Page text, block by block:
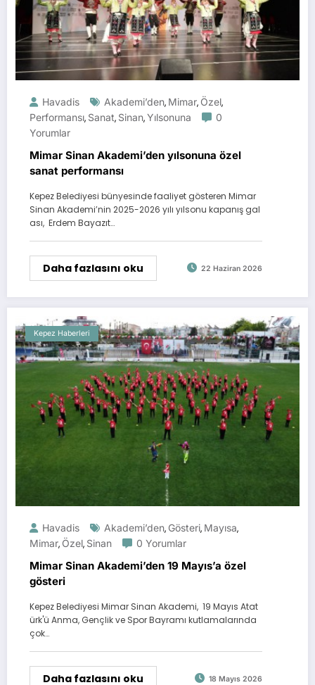
Havadis Akademi’den, Mimar, Özel,
Performansı, Sanat, Sinan,Yılsonuna
0
Yorumlar
Mimar Sinan Akademi’den yılsonuna özel
sanat performansı
Kepez Belediyesi bünyesinde faaliyet gösteren Mimar
Sinan Akademi’nin 2025-2026 yılı yılsonu kapanış gal
ası, Erdem Bayazıt…
Daha fazlasını oku 22 Haziran 2026
Kepez Haberleri
Havadis Akademi’den, Gösteri, Mayısa,
Mimar, Özel, Sinan 0 Yorumlar
Mimar Sinan Akademi’den 19 Mayıs’a özel
gösteri
Kepez Belediyesi Mimar Sinan Akademi, 19 Mayıs Atat
ürk'ü Anma, Gençlik ve Spor Bayramı kutlamalarında
çok…
Daha fazlasını oku 18 Mayıs 2026